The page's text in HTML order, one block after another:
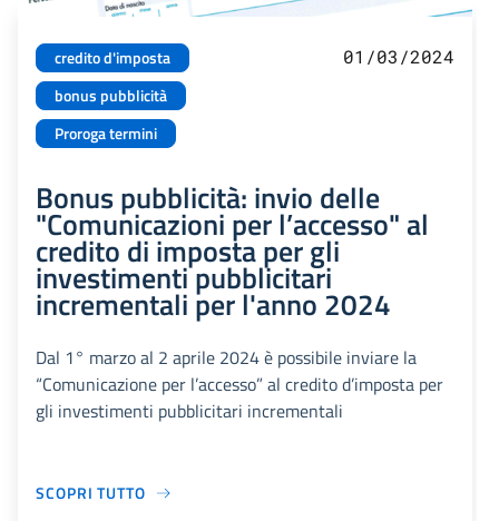
credito d'imposta
bonus pubblicità
Proroga termini
01/03/2024
Bonus pubblicità: invio delle
"Comunicazioni per l’accesso" al
credito di imposta per gli
investimenti pubblicitari
incrementali per l'anno 2024
Dal 1° marzo al 2 aprile 2024 è possibile inviare la
“Comunicazione per l’accesso” al credito d’imposta per
gli investimenti pubblicitari incrementali
SCOPRI TUTTO